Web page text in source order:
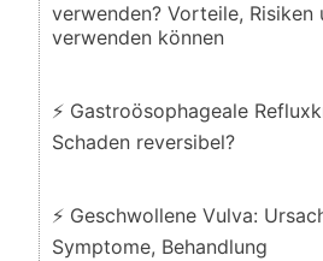
verwenden? Vorteile, Risiken
verwenden können
⚡ Gastroösophageale
Schaden reversibel?
⚡ Geschwollene Vulva:
Symptome, Behandlung